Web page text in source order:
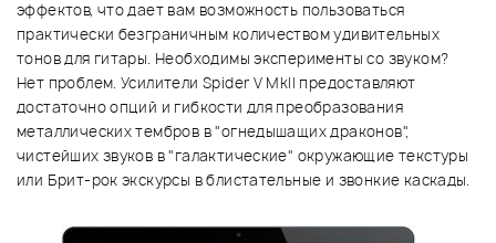
эффектов, что дает вам возможность пользоваться
практически безграничным количеством удивительных
тонов для гитары. Необходимы эксперименты со звуком?
Нет проблем. Усилители Spider V MkII предоставляют
достаточно опций и гибкости для преобразования
металлических тембров в "огнедышащих драконов",
чистейших звуков в "галактические" окружающие текстуры
или Брит-рок экскурсы в блистательные и звонкие каскады.